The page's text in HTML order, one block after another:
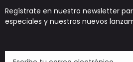
Regístrate en nuestro newsletter
especiales y nuestros nuevos